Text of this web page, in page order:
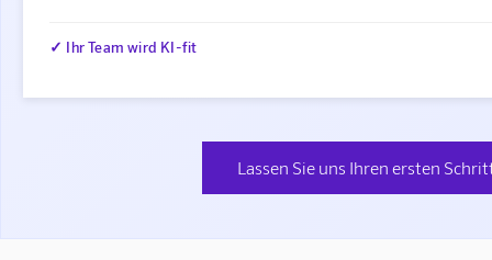
✓ Ihr Team wird KI-fit
Lassen Sie uns Ihren ersten